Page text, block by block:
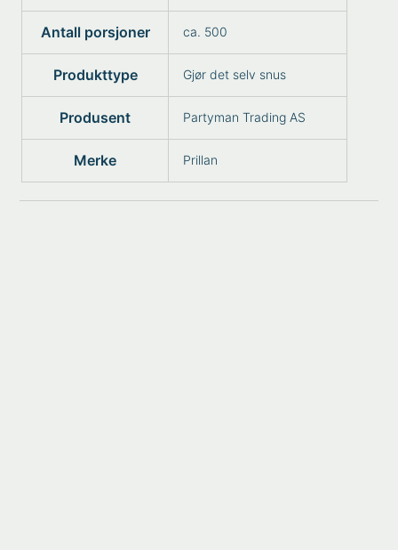
Antall porsjoner ca. 500
Produkttype Gjør det selv snus
Produsent Partyman Trading AS
Merke Prillan